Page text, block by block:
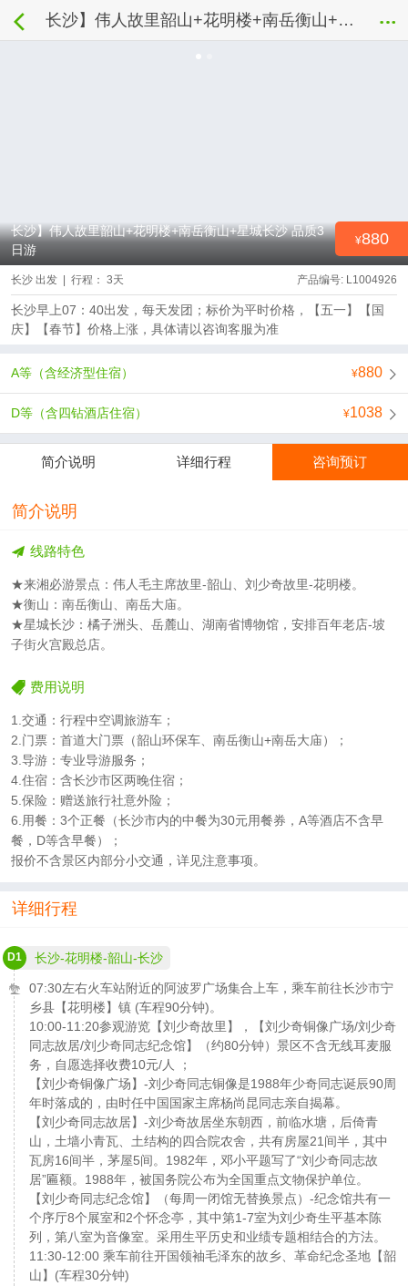
长沙】伟人故里韶山+花明楼+南岳衡山+星城长沙 品质3日游
长沙】伟人故里韶山+花明楼+南岳衡山+星城长沙 品质3
日游
880
产品编号: L1004926
长沙 出发 | 行程： 3天
长沙早上07：40出发，每天发团；标价为平时价格，【五一】【国
庆】【春节】价格上涨，具体请以咨询客服为准
880
A等（含经济型住宿）
1038
D等（含四钻酒店住宿）
简介说明 详细行程 咨询预订
简介说明
线路特色
★来湘必游景点：伟人毛主席故里-韶山、刘少奇故里-花明楼。
★衡山：南岳衡山、南岳大庙。
★星城长沙：橘子洲头、岳麓山、湖南省博物馆，安排百年老店-坡
子街火宫殿总店。
费用说明
1.交通：行程中空调旅游车；
2.门票：首道大门票（韶山环保车、南岳衡山+南岳大庙）；
3.导游：专业导游服务；
4.住宿：含长沙市区两晚住宿；
5.保险：赠送旅行社意外险；
6.用餐：3个正餐（长沙市内的中餐为30元用餐券，A等酒店不含早
餐，D等含早餐）；
报价不含景区内部分小交通，详见注意事项。
详细行程
D1 长沙-花明楼-韶山-长沙
07:30左右火车站附近的阿波罗广场集合上车，乘车前往长沙市宁
乡县【花明楼】镇 (车程90分钟)。
10:00-11:20参观游览【刘少奇故里】，【刘少奇铜像广场/刘少奇
同志故居/刘少奇同志纪念馆】（约80分钟）景区不含无线耳麦服
务，自愿选择收费10元/人 ；
【刘少奇铜像广场】-刘少奇同志铜像是1988年少奇同志诞辰90周
年时落成的，由时任中国国家主席杨尚昆同志亲自揭幕。
【刘少奇同志故居】-刘少奇故居坐东朝西，前临水塘，后倚青
山，土墙小青瓦、土结构的四合院农舍，共有房屋21间半，其中
瓦房16间半，茅屋5间。1982年，邓小平题写了“刘少奇同志故
居”匾额。1988年，被国务院公布为全国重点文物保护单位。
【刘少奇同志纪念馆】（每周一闭馆无替换景点）-纪念馆共有一
个序厅8个展室和2个怀念亭，其中第1-7室为刘少奇生平基本陈
列，第八室为音像室。采用生平历史和业绩专题相结合的方法。
11:30-12:00 乘车前往开国领袖毛泽东的故乡、革命纪念圣地【韶
山】(车程30分钟)